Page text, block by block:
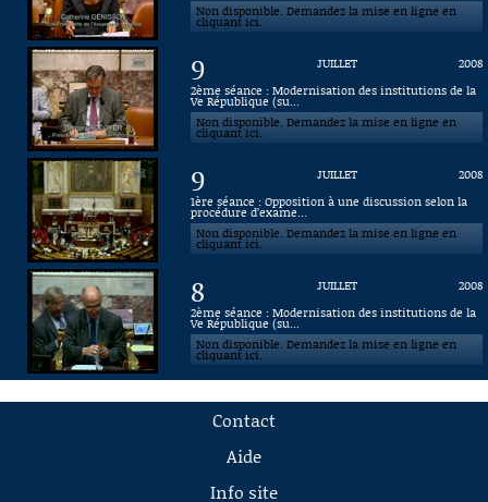
Non disponible. Demandez la mise en ligne en
cliquant ici.
9 JUILLET
2008
2ème séance : Modernisation des institutions de la
Ve République (su...
Non disponible. Demandez la mise en ligne en
cliquant ici.
9 JUILLET
2008
1ère séance : Opposition à une discussion selon la
procédure d’exame...
Non disponible. Demandez la mise en ligne en
cliquant ici.
8 JUILLET
2008
2ème séance : Modernisation des institutions de la
Ve République (su...
Non disponible. Demandez la mise en ligne en
cliquant ici.
Contact
Aide
Info site